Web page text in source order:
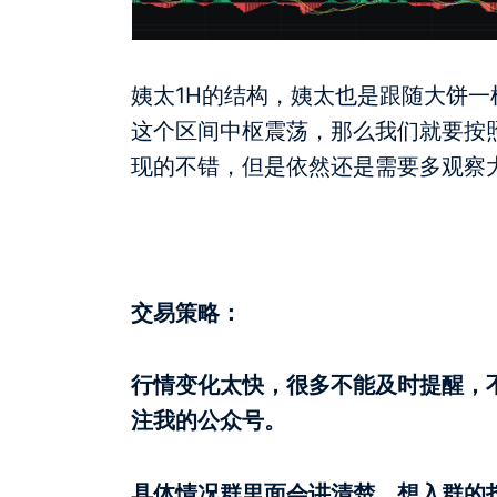
姨太1H的结构，姨太也是跟随大饼
这个区间中枢震荡，那么我们就要
现的不错，但是依然还是需要多观察
交易策略：
行情变化太快，很多不能及时提醒
注我的公众号。